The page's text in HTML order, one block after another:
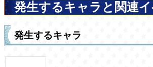
発生するキャラと関連イ
発生するキャラ